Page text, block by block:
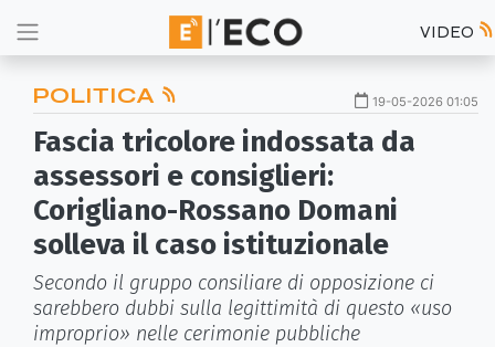
VIDEO
POLITICA 19-05-2026 01:05
Fascia tricolore indossata da
assessori e consiglieri:
Corigliano-Rossano Domani
solleva il caso istituzionale
Secondo il gruppo consiliare di opposizione ci
sarebbero dubbi sulla legittimità di questo «uso
improprio» nelle cerimonie pubbliche